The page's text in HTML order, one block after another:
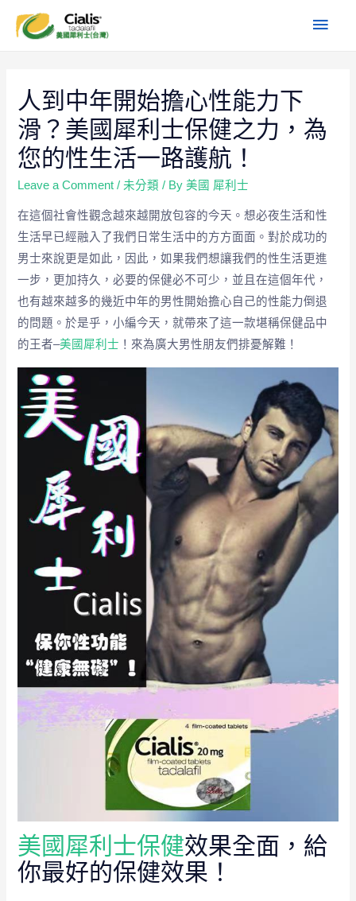
人到中年開始擔心性能力下
滑？美國犀利士保健之力，為
您的性生活一路護航！
Leave a Comment / 未分類 / By美國 犀利士
在這個社會性觀念越來越開放包容的今天。想必夜生活和性
生活早已經融入了我們日常生活中的方方面面。對於成功的
男士來說更是如此，因此，如果我們想讓我們的性生活更進
一步，更加持久，必要的保健必不可少，並且在這個年代，
也有越來越多的幾近中年的男性開始擔心自己的性能力倒退
的問題。於是乎，小編今天，就帶來了這一款堪稱保健品中
的王者–美國犀利士 ！來為廣大男性朋友們排憂解難！
美國犀利士保健效果全面，給
你最好的保健效果！